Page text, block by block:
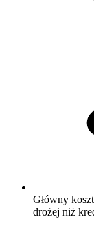
Główny
drożej niż